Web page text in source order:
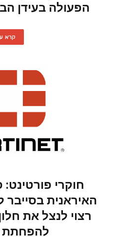
הפעולה בעידן
קרא
חוקרי
האיראנית בסייבר
רצוי לנצל את
להפחתת